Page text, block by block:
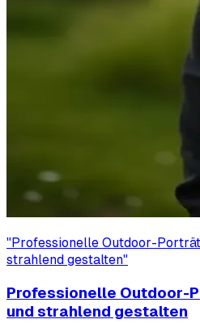
"Professionelle Outdoor-
strahlend gestalten"
Professionelle Outdoor-
und strahlend gestalten